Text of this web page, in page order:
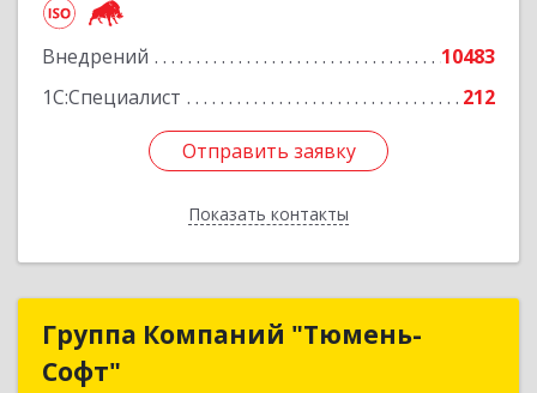
Внедрений
10483
1С:Специалист
212
Отправить заявку
Показать контакты
Отправить заявку
Назад
Группа Компаний "Тюмень-
Софт"
Группа Компаний "Тюмень-